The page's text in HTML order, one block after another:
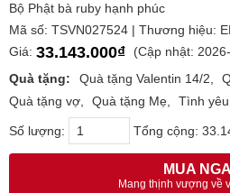
Bộ Phật bà ruby hạnh phúc
Mã số: TSVN027524 | Thương hiệu:
Giá: 33.143.000₫
(Cập nhật:
Quà tặng:
Quà tặng Valentin 14/2
Quà tặng vợ
Quà tặng Mẹ Tình yêu
Số lượng: Tổng cộng:
MUA
Mang thịnh vượng về